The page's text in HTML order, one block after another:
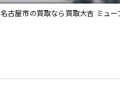
名古屋市の買取なら買取大吉 ミュー